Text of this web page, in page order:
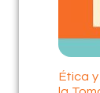
Ética